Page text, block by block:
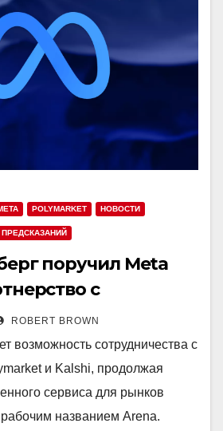
POLYMARKET НОВОСТИ
поручил Meta
с
Kalshi
ROBERT BROWN
возможность сотрудничества с
и Kalshi, продолжая
сервиса для рынков
названием Arena.